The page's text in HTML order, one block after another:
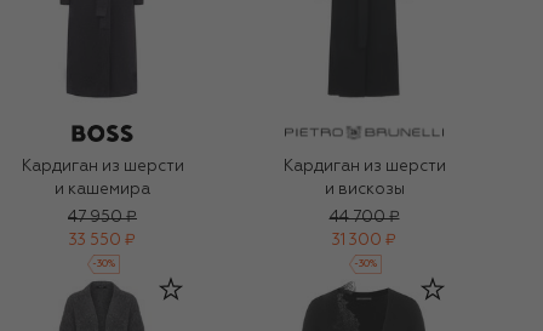
Кардиган из шерсти
и кашемира
47 950 ₽
33 550 ₽
-30%
Кардиган из шерсти
и вискозы
44 700 ₽
31 300 ₽
-30%